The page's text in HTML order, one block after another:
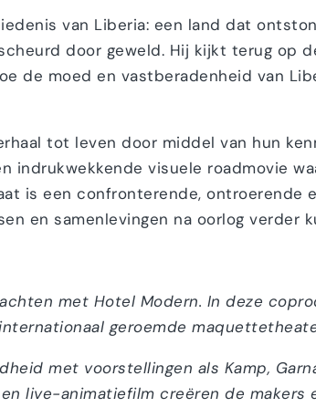
van Liberia: een land dat
door geweld. Hij kijkt terug op
de moed en vastberadenheid van
tot leven door middel van hun
indrukwekkende visuele roadmovie
is een confronterende, ontroerende
en samenlevingen na oorlog verder
met Hotel Modern. In deze
geroemde
met voorstellingen als Kamp,
live-animatiefilm creëren de makers